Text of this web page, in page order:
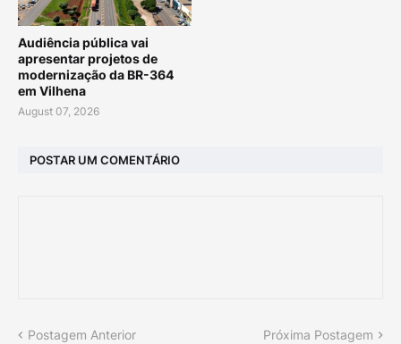
Audiência pública vai
apresentar projetos de
modernização da BR-364
em Vilhena
August 07, 2026
POSTAR UM COMENTÁRIO
Postagem Anterior Próxima Postagem